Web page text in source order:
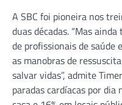
A SBC foi pioneira nos
duas décadas. “Mas
de profissionais de saúde
as manobras de
salvar vidas”, admite
paradas cardíacas por